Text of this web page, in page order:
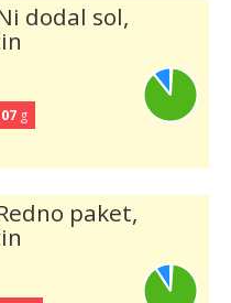
dodal sol,
g
paket,